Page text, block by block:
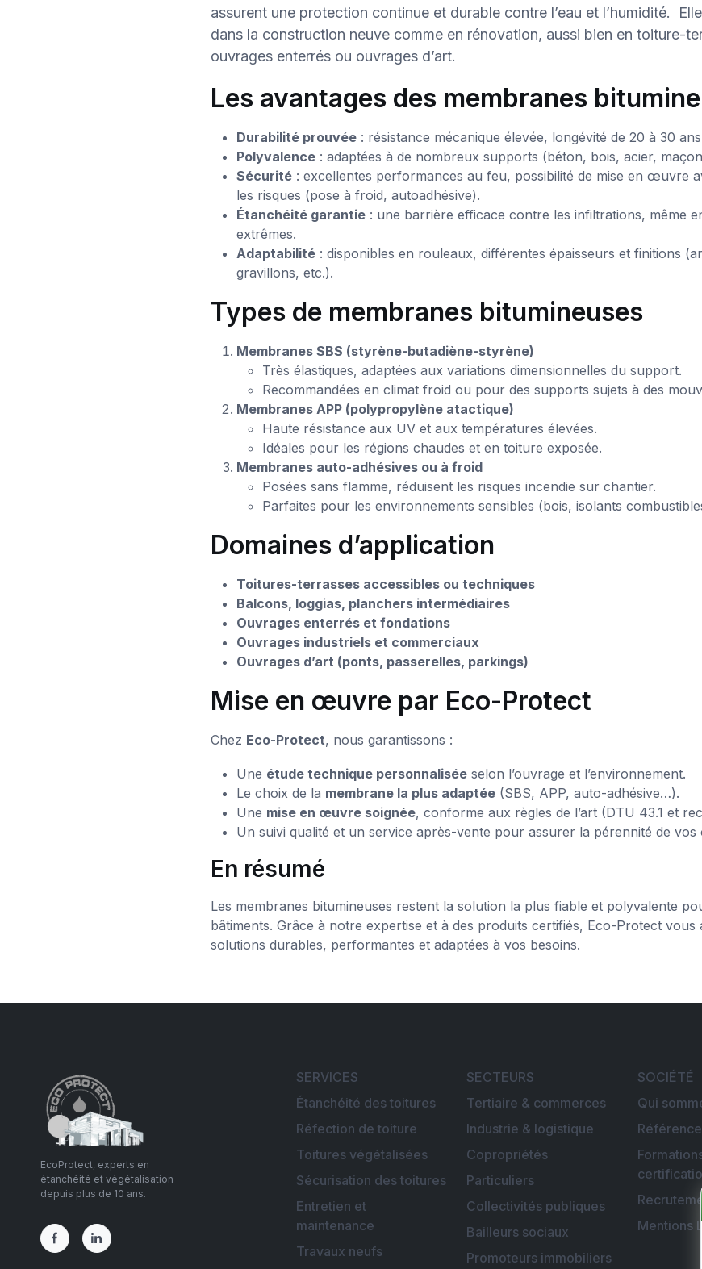
assurent une protection continue et durable contre l’eau et l’humidité.
dans la construction neuve comme en rénovation, aussi bien en toiture-
ouvrages enterrés ou ouvrages d’art.
Les avantages des membranes
Durabilité prouvée : résistance mécanique élevée, longévité de 20 à 30
Polyvalence : adaptées à de nombreux supports (béton, bois, acier,
Sécurité : excellentes performances au feu, possibilité de mise en œuvre
les risques (pose à froid, autoadhésive).
Étanchéité garantie : une barrière efficace contre les infiltrations, même
extrêmes.
Adaptabilité : disponibles en rouleaux, différentes épaisseurs et finitions
gravillons, etc.).
Types de membranes bitumineuses
Membranes SBS (styrène-butadiène-styrène)
Très élastiques, adaptées aux variations dimensionnelles du support.
Recommandées en climat froid ou pour des supports sujets à des
Membranes APP (polypropylène atactique)
Haute résistance aux UV et aux températures élevées.
Idéales pour les régions chaudes et en toiture exposée.
Membranes auto-adhésives ou à froid
Posées sans flamme, réduisent les risques incendie sur chantier.
Parfaites pour les environnements sensibles (bois, isolants
Domaines d’application
Toitures-terrasses accessibles ou techniques
Balcons, loggias, planchers intermédiaires
Ouvrages enterrés et fondations
Ouvrages industriels et commerciaux
Ouvrages d’art (ponts, passerelles, parkings)
Mise en œuvre par Eco-Protect
Chez Eco-Protect, nous garantissons :
Une étude technique personnalisée selon l’ouvrage et l’environnement.
Le choix de la membrane la plus adaptée (SBS, APP, auto-adhésive…).
Une mise en œuvre soignée, conforme aux règles de l’art (DTU 43.1 et
Un suivi qualité et un service après-vente pour assurer la pérennité de vos
En résumé
Les membranes bitumineuses restent la solution la plus fiable et polyvalente
bâtiments. Grâce à notre expertise et à des produits certifiés, Eco-Protect vous
solutions durables, performantes et adaptées à vos besoins.
EcoProtect, experts en
étanchéité et végétalisation
depuis plus de 10 ans.
SERVICES
Étanchéité des toitures
Réfection de toiture
Toitures végétalisées
Sécurisation des toitures
Entretien et
maintenance
Travaux neufs
SECTEURS
Tertiaire & commerces
Industrie & logistique
Copropriétés
Particuliers
Collectivités publiques
Bailleurs sociaux
Promoteurs immobiliers
SOCIÉTÉ
Qui
Mentions